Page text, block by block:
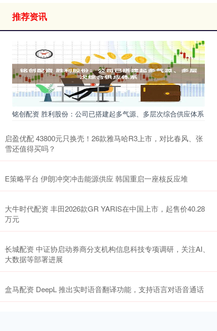
推荐资讯
铭创配资 胜利股份：公司已搭建起多气源、多层次综合供应体系
启盈优配 43800元只换壳！26款雅马哈R3上市，对比春风、张
雪还值得买吗？
E策略平台 伊朗冲突冲击能源供应 韩国重启一座核反应堆
大牛时代配资 丰田2026款GR YARIS在中国上市，起售价40.28
万元
长城配资 中证协启动券商分支机构信息科技专项调研，关注AI、
大数据等部署进展
盒马配资 DeepL 推出实时语音翻译功能，支持语言对语音通话